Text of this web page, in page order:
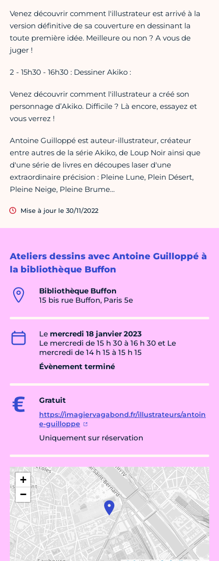
Ateliers dessins avec Antoine Guilloppé à
la bibliothèque Buffon
Bibliothèque Buffon
15 bis rue Buffon, Paris 5e
Le mercredi 18 janvier 2023
Le mercredi de 15 h 30 à 16 h 30 et Le
mercredi de 14 h 15 à 15 h 15
Évènement terminé
Gratuit
https://imagiervagabond.fr/illustrateurs/antoin
e-guilloppe
Uniquement sur réservation
+
−
Venez découvrir comment l'illustrateur est arrivé à la
version définitive de sa couverture en dessinant la
toute première idée. Meilleure ou non ? A vous de
juger !
2 - 15h30 - 16h30 : Dessiner Akiko :
Venez découvrir comment l'illustrateur a créé son
personnage d’Akiko. Difficile ? Là encore, essayez et
vous verrez !
Antoine Guilloppé est auteur-illustrateur, créateur
entre autres de la série Akiko, de Loup Noir ainsi que
d'une série de livres en découpes laser d'une
extraordinaire précision : Pleine Lune, Plein Désert,
Pleine Neige, Pleine Brume…
Mise à jour le 30/11/2022